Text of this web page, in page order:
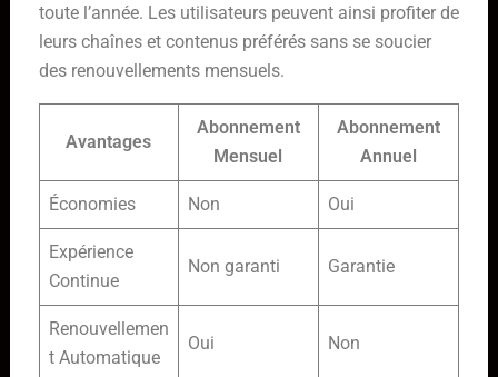
toute l’année. Les utilisateurs peuvent ainsi profiter de
leurs chaînes et contenus préférés sans se soucier
des renouvellements mensuels.
Avantages
Abonnement
Mensuel
Abonnement
Annuel
Économies Non Oui
Expérience
Continue
Non garanti Garantie
Renouvellemen
t Automatique
Oui Non